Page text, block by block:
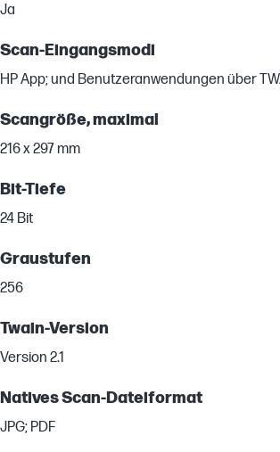
Ja
Scan-Eingangsmodi
HP App; und Benutzeranwendungen über
Scangröße, maximal
216 x 297 mm
Bit-Tiefe
24 Bit
Graustufen
256
Twain-Version
Version 2.1
Natives Scan-Dateiformat
JPG; PDF